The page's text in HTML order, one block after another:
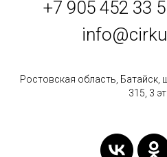
+7 905 452 33
Ростовская область,
315, 3